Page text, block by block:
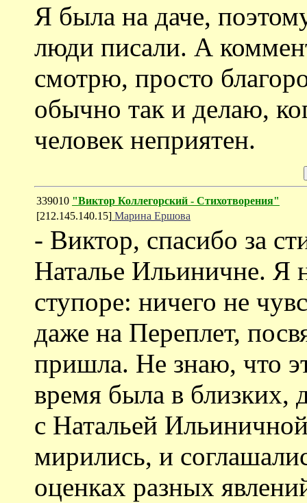
Я была на даче,
люди писали. А
смотрю, просто
обычно так и делаю,
человек неприятен.
339010 "Виктор Коллегорский - Стихотворения"
[212.145.140.15] Марина Ершова
- Виктор, спасибо за
Наталье Ильиничне. Я
ступоре: ничего не
даже на Переплет,
пришла. Не знаю, что
время была в близких,
с Натальей
мирились, и
оценках разных